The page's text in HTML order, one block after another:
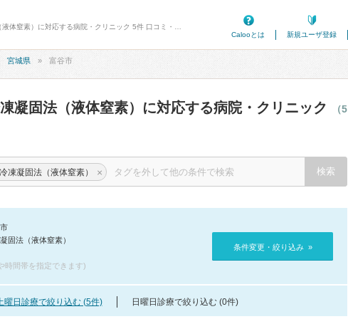
Calooとは
新規ユーザ登録
宮城県 富谷市
凝固法（液体窒素）に対応する病院・クリニック
（5
凍凝固法（液体窒素） ×
固法（液体窒素）
時間帯を指定できます)
条件変更・絞り込み »
曜日診療で絞り込む (5件) 日曜日診療で絞り込む (0件)